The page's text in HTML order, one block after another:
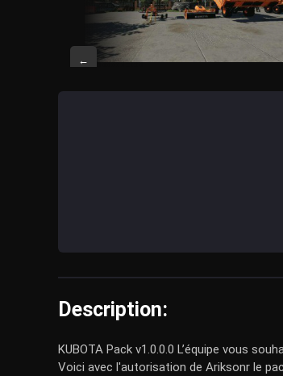
←
Description:
KUBOTA Pack v1.0.0.0 L’équipe vous
Voici avec l'autorisation de Ariksonr le